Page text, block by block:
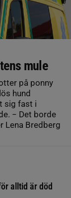
mule
på ponny
hund
sig fast i
− Det borde
Lena Bredberg
alltid är död